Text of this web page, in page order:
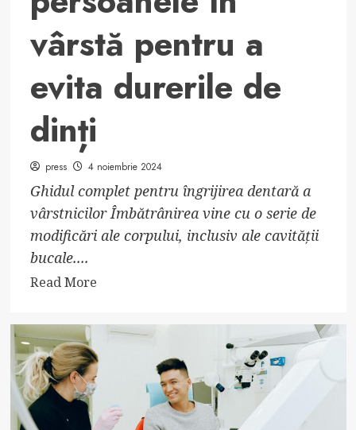
vârstă pentru a
evita durerile de
dinți
press 4 noiembrie 2024
Ghidul complet pentru îngrijirea dentară a
vârstnicilor Îmbătrânirea vine cu o serie de
modificări ale corpului, inclusiv ale cavității
bucale....
Read MoreRead
about
Igiena
orală
la
persoanele
în